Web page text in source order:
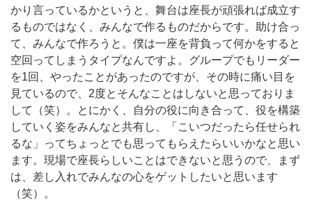
かり言っているかというと、舞台は座長が頑張れば成立す
るものではなく、みんなで作るものだからです。助け合っ
て、みんなで作ろうと。僕は一座を背負って何かをすると
空回ってしまうタイプなんですよ。グループでもリーダー
を1回、やったことがあったのですが、その時に痛い目を
見ているので、2度とそんなことはしないと思っておりま
して（笑）。とにかく、自分の役に向き合って、役を構築
していく姿をみんなと共有し、「こいつだったら任せられ
るな」ってちょっとでも思ってもらえたらいいかなと思い
ます。現場で座長らしいことはできないと思うので、まず
は、差し入れでみんなの心をゲットしたいと思います
（笑）。